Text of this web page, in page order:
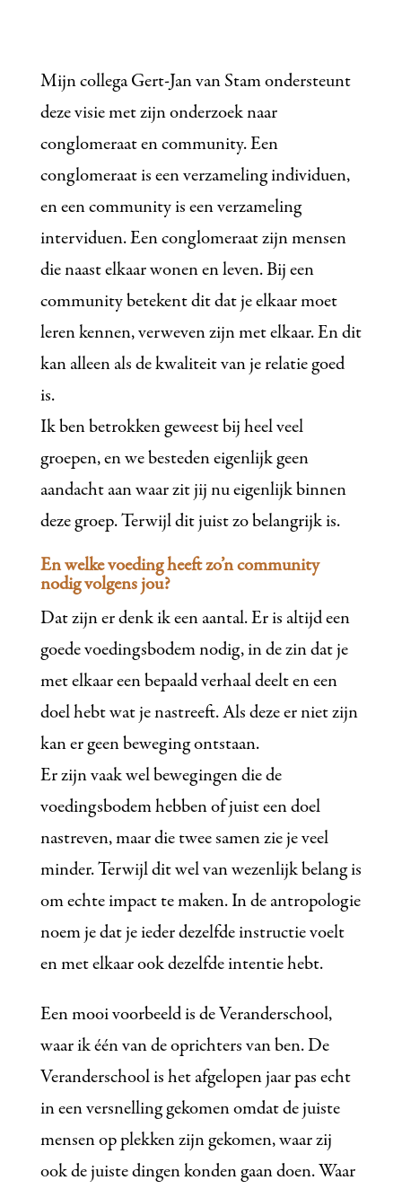
Mijn collega Gert-Jan van Stam ondersteunt
deze visie met zijn onderzoek naar
conglomeraat en community. Een
conglomeraat is een verzameling individuen,
en een community is een verzameling
interviduen. Een conglomeraat zijn mensen
die naast elkaar wonen en leven. Bij een
community betekent dit dat je elkaar moet
leren kennen, verweven zijn met elkaar. En dit
kan alleen als de kwaliteit van je relatie goed
is.
Ik ben betrokken geweest bij heel veel
groepen, en we besteden eigenlijk geen
aandacht aan waar zit jij nu eigenlijk binnen
deze groep. Terwijl dit juist zo belangrijk is.
En welke voeding heeft zo’n community
nodig volgens jou?
Dat zijn er denk ik een aantal. Er is altijd een
goede voedingsbodem nodig, in de zin dat je
met elkaar een bepaald verhaal deelt en een
doel hebt wat je nastreeft. Als deze er niet zijn
kan er geen beweging ontstaan.
Er zijn vaak wel bewegingen die de
voedingsbodem hebben of juist een doel
nastreven, maar die twee samen zie je veel
minder. Terwijl dit wel van wezenlijk belang is
om echte impact te maken. In de antropologie
noem je dat je ieder dezelfde instructie voelt
en met elkaar ook dezelfde intentie hebt.
Een mooi voorbeeld is de Veranderschool,
waar ik één van de oprichters van ben. De
Veranderschool is het afgelopen jaar pas echt
in een versnelling gekomen omdat de juiste
mensen op plekken zijn gekomen, waar zij
ook de juiste dingen konden gaan doen. Waar